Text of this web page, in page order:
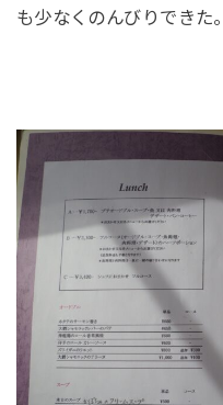
も少なくのんびりできた。